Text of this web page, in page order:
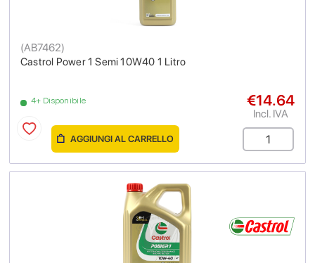
Castrol Power 1 Semi 10W40 1 Litro
(AB7462)
4+ Disponibile €14.64
Incl. IVA
AGGIUNGI AL CARRELLO